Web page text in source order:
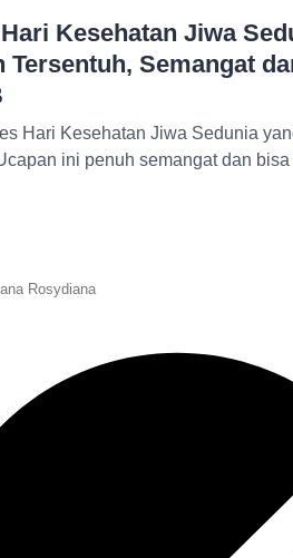
Kesehatan Jiwa
Tersentuh, Semangat
Hari Kesehatan Jiwa Sedunia
ini penuh semangat dan
Rosydiana